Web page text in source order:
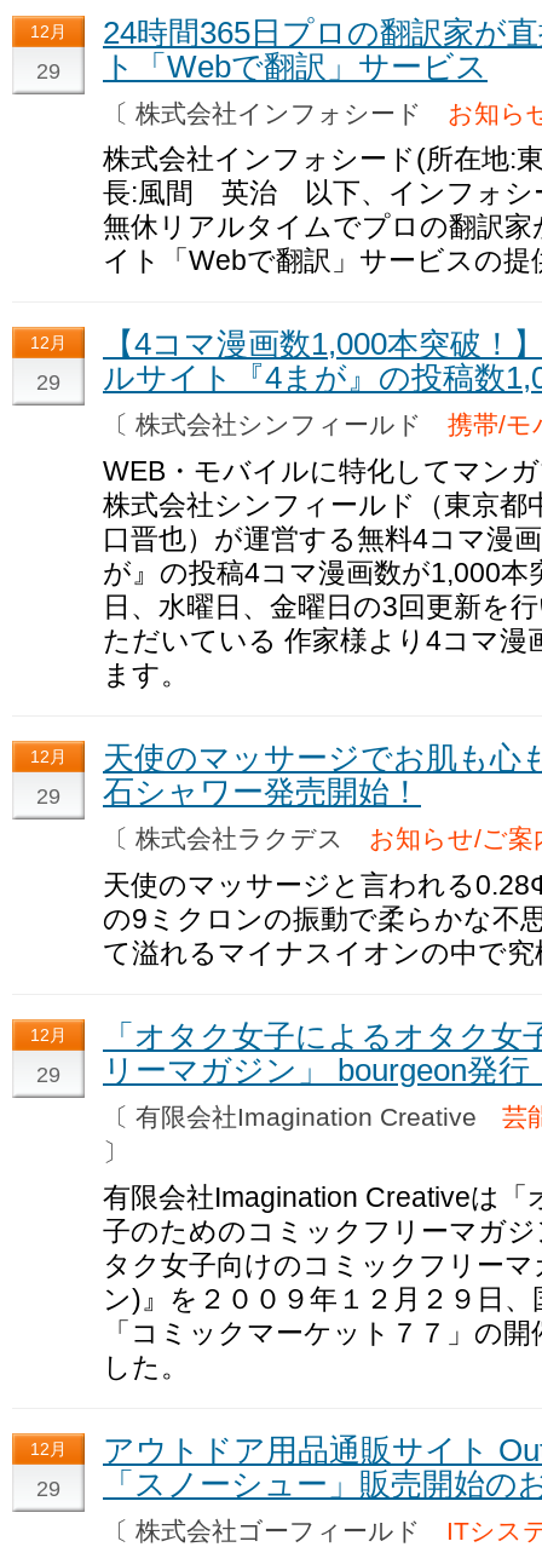
12月
29
24時間365日プロの翻訳家が
ト「Webで翻訳」サービス
〔 株式会社インフォシード お知ら
株式会社インフォシード(所在地:
長:風間 英治 以下、インフォシ
無休リアルタイムでプロの翻訳
イト「Webで翻訳」サービスの
12月
29
【4コマ漫画数1,000本突破
ルサイト『4まが』の投稿数
〔 株式会社シンフィールド 携帯/モ
WEB・モバイルに特化してマン
株式会社シンフィールド（東京都
口晋也）が運営する無料4コマ
が』の投稿4コマ漫画数が1,000
日、水曜日、金曜日の3回更新を
ただいている 作家様より4コマ
ます。
12月
29
天使のマッサージでお肌も
石シャワー発売開始！
〔 株式会社ラクデス お知らせ/ご案
天使のマッサージと言われる
の9ミクロンの振動で柔らかな不
て溢れるマイナスイオンの中で
12月
29
「オタク女子によるオタク
リーマガジン」 bourgeon発
〔 有限会社Imagination Creative 芸
〕
有限会社Imagination Creativeは
子のためのコミックフリーマガ
タク女子向けのコミックフリー
ン)』を２００９年１２月２９日
「コミックマーケット７７」の
した。
12月
29
アウトドア用品通販サイト
「スノーシュー」販売開始の
〔 株式会社ゴーフィールド ITシス